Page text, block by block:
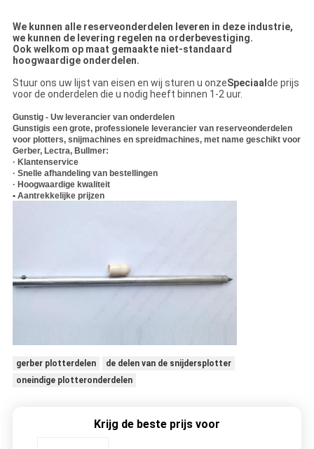
We kunnen alle reserveonderdelen leveren in deze industrie,
we kunnen de levering regelen na orderbevestiging.
Ook welkom op maat gemaakte niet-standaard
hoogwaardige onderdelen.
Stuur ons uw lijst van eisen en wij sturen u onzeSpeciaal de prijs
voor de onderdelen die u nodig heeft binnen 1-2 uur.
Gunstig - Uw leverancier van onderdelen
Gunstigis een grote, professionele leverancier van reserveonderdelen
voor plotters, snijmachines en spreidmachines, met name geschikt voor
Gerber, Lectra, Bullmer:
· Klantenservice
· Snelle afhandeling van bestellingen
· Hoogwaardige kwaliteit
• Aantrekkelijke prijzen
gerber plotterdelen
de delen van de snijdersplotter
oneindige plotteronderdelen
Krijg de beste prijs voor